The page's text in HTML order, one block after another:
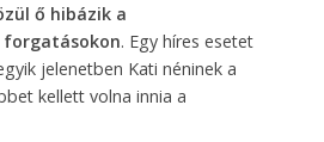
ő hibázik a
. Egy híres esetet
jelenetben Kati néninek a
kellett volna innia a